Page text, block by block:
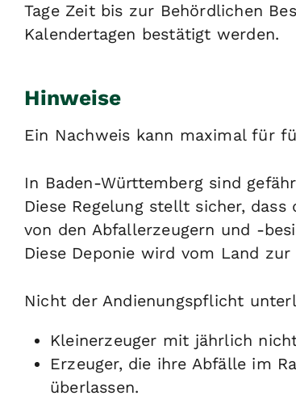
Tage Zeit bis zur Behördlichen
Kalendertagen bestätigt werden.
Hinweise
Ein Nachweis kann maximal für
In Baden-Württemberg sind
Diese Regelung stellt sicher,
von den Abfallerzeugern und -
Diese Deponie wird vom Land
Nicht der Andienungspflicht
Kleinerzeuger mit jährlich
Erzeuger, die ihre Abfälle im
überlassen.